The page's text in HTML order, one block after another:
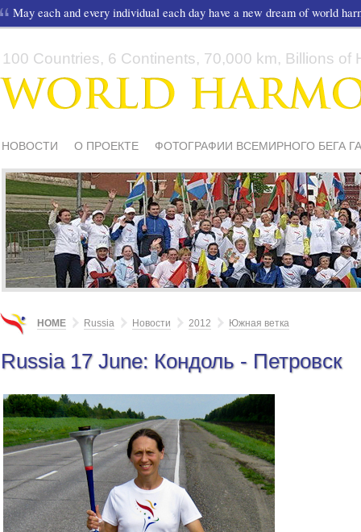
May each and every individual each day have a new dream of world
100 Countries, 6 Continents, 70,000 km, Billions of
НОВОСТИ О ПРОЕКТЕ
ФОТОГРАФИИ ВСЕМИРНОГО БЕГА
СМИ О НАС
ШКОЛЫ И ДЕТИ МАТЕРИАЛЫ ПИСЬМА
HOME Russia Новости 2012 Южная ветка
Russia 17 June: Кондоль - Петровск